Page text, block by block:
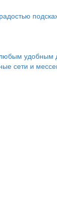
удобным
сети и